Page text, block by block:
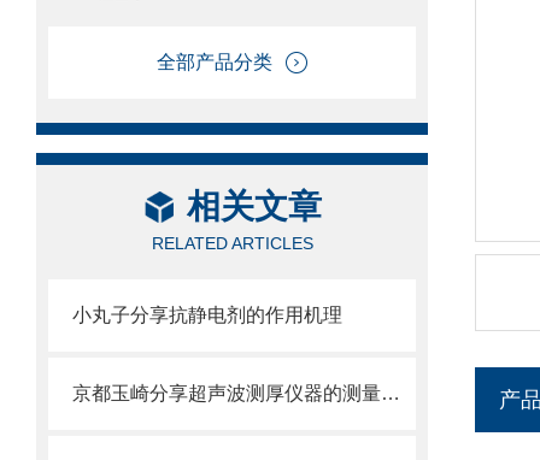
全部产品分类
相关文章
RELATED ARTICLES
小丸子分享抗静电剂的作用机理
京都玉崎分享超声波测厚仪器的测量方法 产